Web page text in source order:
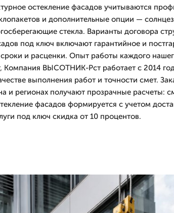
остекление фасадов учитываются
и дополнительные опции —
стекла. Варианты договора
под ключ включают гарантийное и
и расценки. Опыт работы каждого
Компания ВЫСОТНИК-Рст работает с 2014
выполнения работ и точности смет.
и регионах получают прозрачные расчеты:
фасадов формируется с учетом
под ключ скидка от 10 процентов.